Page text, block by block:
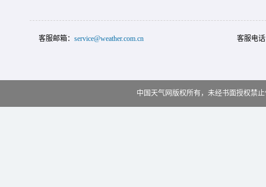
客服邮箱： service@weather.com.cn 客服电
中国天气网版权所有，未经书面授权